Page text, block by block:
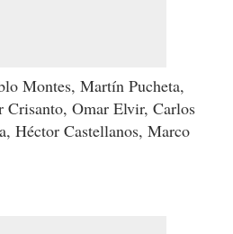
Montes, Martín Pucheta,
Omar Elvir, Carlos
Héctor Castellanos, Marco